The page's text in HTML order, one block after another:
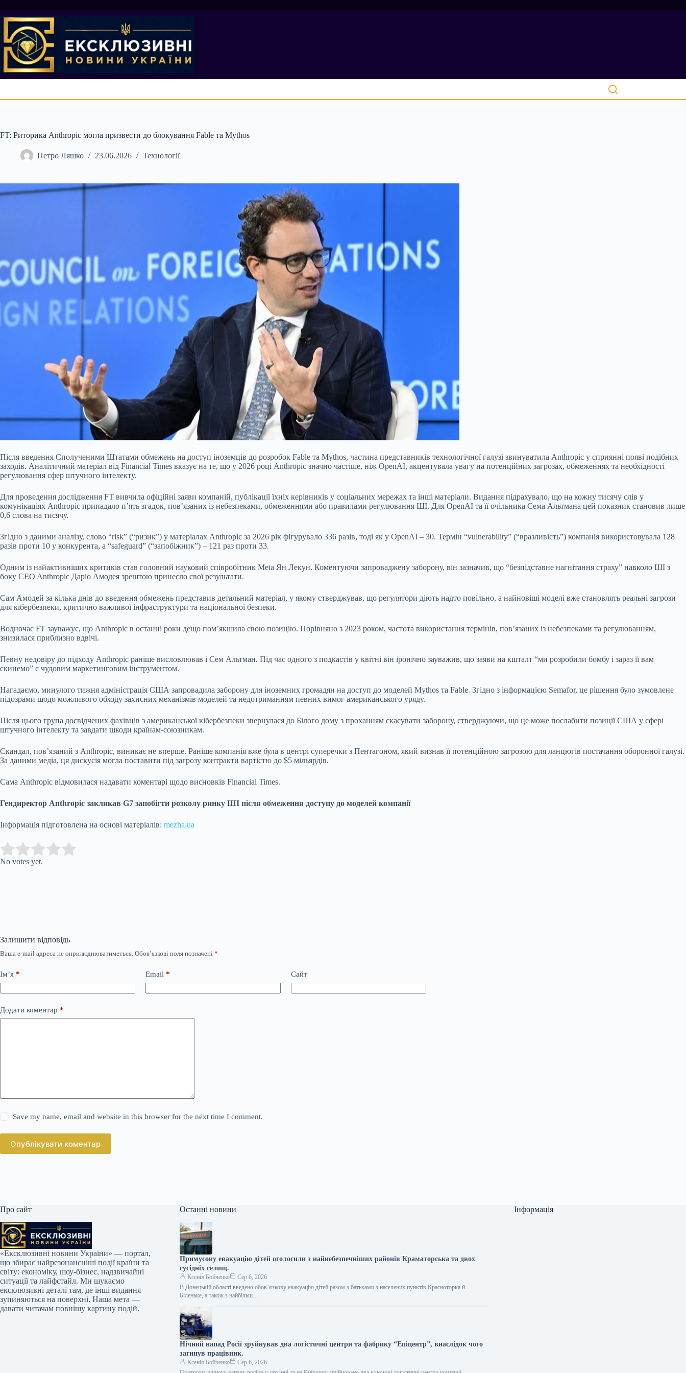
до
вмісту
FT: Риторика Anthropic могла призвести до блокування Fable та Mythos
Петро Ляшко 23.06.2026 Технології
Після введення Сполученими Штатами обмежень на доступ іноземців до розробок Fable та Mythos, частина представників технологічної галузі звинуватила Anthropic у сприянні появі подібних
заходів. Аналітичний матеріал від Financial Times вказує на те, що у 2026 році Anthropic значно частіше, ніж OpenAI, акцентувала увагу на потенційних загрозах, обмеженнях та необхідності
регулювання сфер штучного інтелекту.
Для проведення дослідження FT вивчила офіційні заяви компаній, публікації їхніх керівників у соціальних мережах та інші матеріали. Видання підрахувало, що на кожну тисячу слів у
комунікаціях Anthropic припадало п’ять згадок, пов’язаних із небезпеками, обмеженнями або правилами регулювання ШІ. Для OpenAI та її очільника Сема Альтмана цей показник становив лише
0,6 слова на тисячу.
Згідно з даними аналізу, слово “risk” (“ризик”) у матеріалах Anthropic за 2026 рік фігурувало 336 разів, тоді як у OpenAI – 30. Термін “vulnerability” (“вразливість”) компанія використовувала 128
разів проти 10 у конкурента, а “safeguard” (“запобіжник”) – 121 раз проти 33.
Одним із найактивніших критиків став головний науковий співробітник Meta Ян Лекун. Коментуючи запроваджену заборону, він зазначив, що “безпідставне нагнітання страху” навколо ШІ з
боку CEO Anthropic Даріо Амодея зрештою принесло свої результати.
Сам Амодей за кілька днів до введення обмежень представив детальний матеріал, у якому стверджував, що регулятори діють надто повільно, а найновіші моделі вже становлять реальні загрози
для кібербезпеки, критично важливої інфраструктури та національної безпеки.
Водночас FT зауважує, що Anthropic в останні роки дещо пом’якшила свою позицію. Порівняно з 2023 роком, частота використання термінів, пов’язаних із небезпеками та регулюванням,
знизилася приблизно вдвічі.
Певну недовіру до підходу Anthropic раніше висловлював і Сем Альтман. Під час одного з подкастів у квітні він іронічно зауважив, що заяви на кшталт “ми розробили бомбу і зараз її вам
скинемо” є чудовим маркетинговим інструментом.
Нагадаємо, минулого тижня адміністрація США запровадила заборону для іноземних громадян на доступ до моделей Mythos та Fable. Згідно з інформацією Semafor, це рішення було зумовлене
підозрами щодо можливого обходу захисних механізмів моделей та недотриманням певних вимог американського уряду.
Після цього група досвідчених фахівців з американської кібербезпеки звернулася до Білого дому з проханням скасувати заборону, стверджуючи, що це може послабити позиції США у сфері
штучного інтелекту та завдати шкоди країнам-союзникам.
Скандал, пов’язаний з Anthropic, виникає не вперше. Раніше компанія вже була в центрі суперечки з Пентагоном, який визнав її потенційною загрозою для ланцюгів постачання оборонної галузі.
За даними медіа, ця дискусія могла поставити під загрозу контракти вартістю до $5 мільярдів.
Сама Anthropic відмовилася надавати коментарі щодо висновків Financial Times.
Гендиректор Anthropic закликав G7 запобігти розколу ринку ШІ після обмеження доступу до моделей компанії
Інформація підготовлена на основі матеріалів: mezha.ua
Rate this item:
No votes yet.
Залишити відповідь
Ваша e-mail адреса не оприлюднюватиметься. Обов’язкові поля позначені *
Ім’я * Email * Сайт
Додати коментар *
Save my name, email and website in this browser for the next time I comment.
Опублікувати коментар
Про сайт
«Ексклюзивні новини України» — портал,
що збирає найрезонансніші події країни та
світу: економіку, шоу-бізнес, надзвичайні
ситуації та лайфстайл. Ми шукаємо
ексклюзивні деталі там, де інші видання
зупиняються на поверхні. Наша мета —
давати читачам повнішу картину подій.
Останні новини
Примусову евакуацію дітей оголосили з найнебезпечніших районів Краматорська та двох
сусідніх селищ.
Ксенія Бойченко
Сер 6, 2026
В Донецькій області введено обов’язкову евакуацію дітей разом з батьками з населених пунктів Красноторка й
Біленьке, а також з найбільш…
Нічний напад Росії зруйнував два логістичні центри та фабрику “Епіцентр”, внаслідок чого
загинув працівник.
Ксенія Бойченко
Сер 6, 2026
Інформація